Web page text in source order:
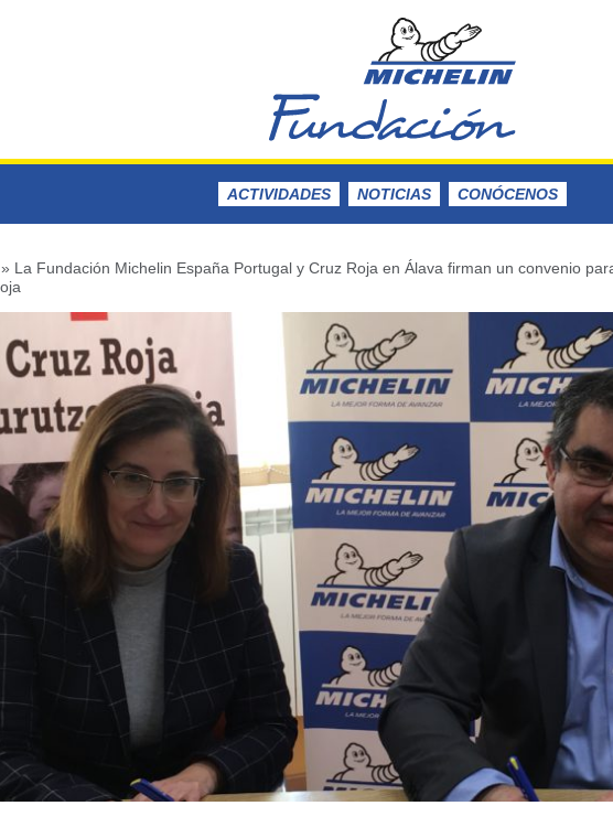
ACTIVIDADES NOTICIAS CONÓCENOS
» La Fundación Michelin España Portugal y Cruz Roja en Álava firman un convenio